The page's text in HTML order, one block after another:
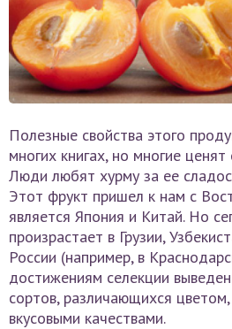
Полезные свойства этого
многих книгах, но многие
Люди любят хурму за ее
Этот фрукт пришел к нам с
является Япония и Китай. Но
произрастает в Грузии,
России (например, в
достижениям селекции
сортов, различающихся
вкусовыми качествами.